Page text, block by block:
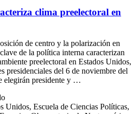
clima preelectoral en
de centro y la polarización en
de la política interna caracterizan
preelectoral en Estados Unidos,
presidenciales del 6 de noviembre del
elegirán presidente y …
Unidos, Escuela de Ciencias Políticas,